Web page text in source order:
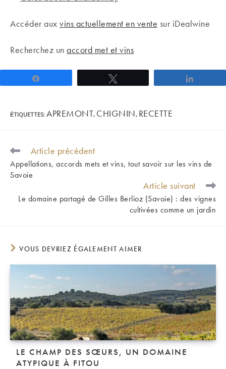
Accéder aux vins actuellement en vente sur iDealwine
Recherchez un accord met et vins
ÉTIQUETTES: APREMONT, CHIGNIN, RECETTE
READ
MORE
ARTICLES
Article précédent
Appellations, accords mets et vins, tout savoir sur les vins de
Savoie
Article suivant
Le domaine partagé de Gilles Berlioz (Savoie) : des vignes
cultivées comme un jardin
VOUS DEVRIEZ ÉGALEMENT AIMER
LE CHAMP DES SŒURS, UN DOMAINE
ATYPIQUE À FITOU